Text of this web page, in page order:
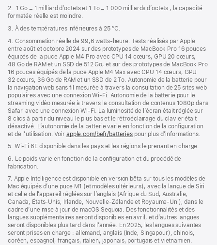
2. 1 Go = 1 milliard d’octets et 1 To = 1 000 milliards d’octets ; la capacité
formatée réelle est moindre.
3. À des températures inférieures à 25 °C.
4. Consommation réelle de 99,6 watts‑heure. Tests réalisés par Apple
entre août et octobre 2024 sur des prototypes de MacBook Pro 16 pouces
équipés de la puce Apple M4 Pro avec CPU 14 cœurs, GPU 20 cœurs,
48 Go de RAM et un SSD de 512 Go, et sur des prototypes de MacBook Pro
16 pouces équipés de la puce Apple M4 Max avec CPU 14 cœurs, GPU
32 cœurs, 36 Go de RAM et un SSD de 2 To. Autonomie de la batterie pour
la navigation web sans fil mesurée à travers la consultation de 25 sites web
populaires avec une connexion Wi-Fi. Autonomie de la batterie pour le
streaming vidéo mesurée à travers la consultation de contenus 1080p dans
Safari avec une connexion Wi-Fi. La luminosité de l’écran était réglée sur
8 clics à partir du niveau le plus bas et le rétroéclairage du clavier était
désactivé. L’autonomie de la batterie varie en fonction de la configuration
et de l’utilisation. Voir apple.com/befr/batteries pour plus d’informations.
5. Wi-Fi 6E disponible dans les pays et les régions le prenant en charge.
6. Le poids varie en fonction de la configuration et du procédé de
fabrication.
7. Apple Intelligence est disponible en version bêta sur tous les modèles de
Mac équipés d’une puce M1 (et modèles ultérieurs), avec la langue de Siri
et celle de l’appareil réglées sur l’anglais (Afrique du Sud, Australie,
Canada, États-Unis, Irlande, Nouvelle-Zélande et Royaume-Uni), dans le
cadre d’une mise à jour de macOS Sequoia. Des fonctionnalités et des
langues supplémentaires seront disponibles en avril, et d’autres langues
seront disponibles plus tard dans l’année. En 2025, les langues suivantes
seront prises en charge : allemand, anglais (Inde, Singapour), chinois,
coréen, espagnol, français, italien, japonais, portugais et vietnamien.